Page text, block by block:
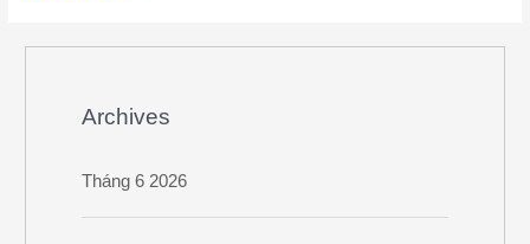
Archives
Tháng 6 2026